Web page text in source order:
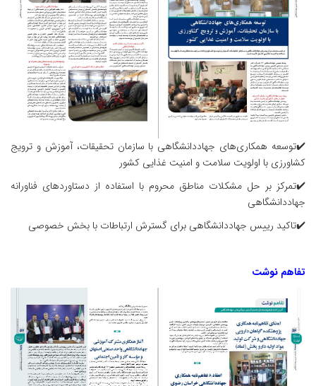
✔️توسعه همکاری‌های جهاددانشگاهی با سازمان تحقیقات، آموزش و ترویج
کشاورزی با اولویت سلامت و امنیت غذایی کشور
✔️تمرکز بر حل مشکلات مناطق محروم با استفاده از دستاوردهای فناورانه
جهاددانشگاهی
✔️تاکید رییس جهاددانشگاهی برای گسترش ارتباطات با بخش خصوصی
تفاهم نوشت